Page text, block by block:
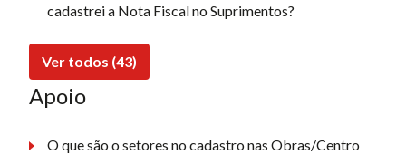
cadastrei a Nota Fiscal no Suprimentos?
Ver todos (43)
Apoio
O que são o setores no cadastro nas Obras/Centro